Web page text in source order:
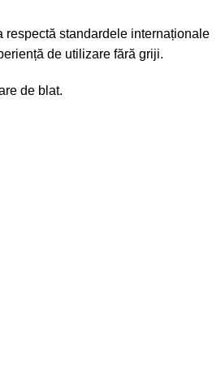
respectă standardele internaționale
de utilizare fără griji.
de blat.